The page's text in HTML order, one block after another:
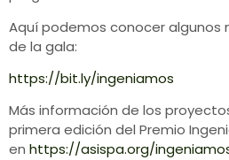
Aquí podemos conocer
de la gala:
https://bit.ly/ingeniamos
Más información de los
primera edición del Premio
en https://asispa.org/